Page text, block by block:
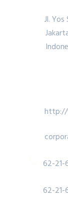
Jl. Yos
Jakarta
http://
62-21-
62-21-